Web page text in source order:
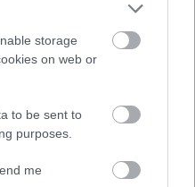
storage
on web or
to be sent to
purposes.
me
και σεβασμός
σημαντικότερες νίκες του
Θήρας